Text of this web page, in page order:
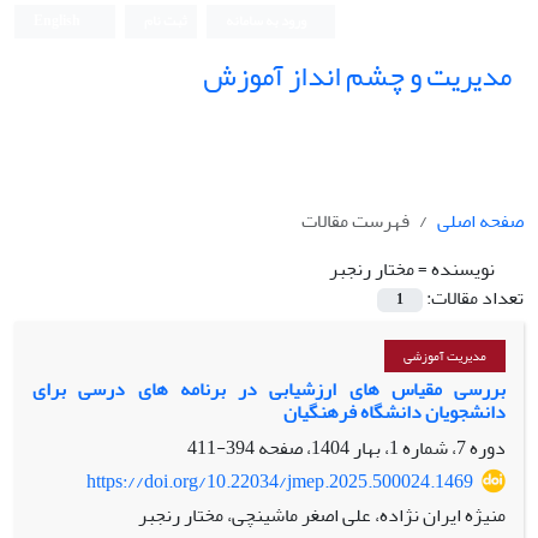
مدیریت و چشم انداز آموزش
صفحه اصلی
فهرست مقالات
نویسنده =مختار رنجبر
تعداد مقالات:
1
مدیریت آموزشی
بررسی مقیاس های ارزشیابی در برنامه های درسی برای
دانشجویان دانشگاه فرهنگیان
دوره 7، شماره 1، بهار 1404، صفحه
394-411
https://doi.org/10.22034/jmep.2025.500024.1469
منیژه ایران نژاده، علی اصغر ماشینچی، مختار رنجبر